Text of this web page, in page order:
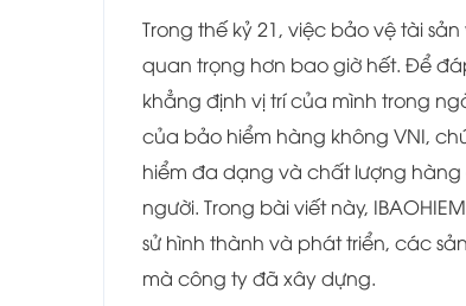
Trong thế kỷ 21, việc bảo vệ tài
quan trọng hơn bao giờ hết. Để
khẳng định vị trí của mình trong
của bảo hiểm hàng không VNI,
hiểm đa dạng và chất lượng hàng
người. Trong bài viết này,
sử hình thành và phát triển, các
mà công ty đã xây dựng.